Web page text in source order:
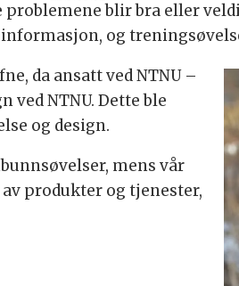
blir bra eller
og
da ansatt ved NTNU –
ved NTNU. Dette ble
og design.
mens vår
produkter og tjenester,